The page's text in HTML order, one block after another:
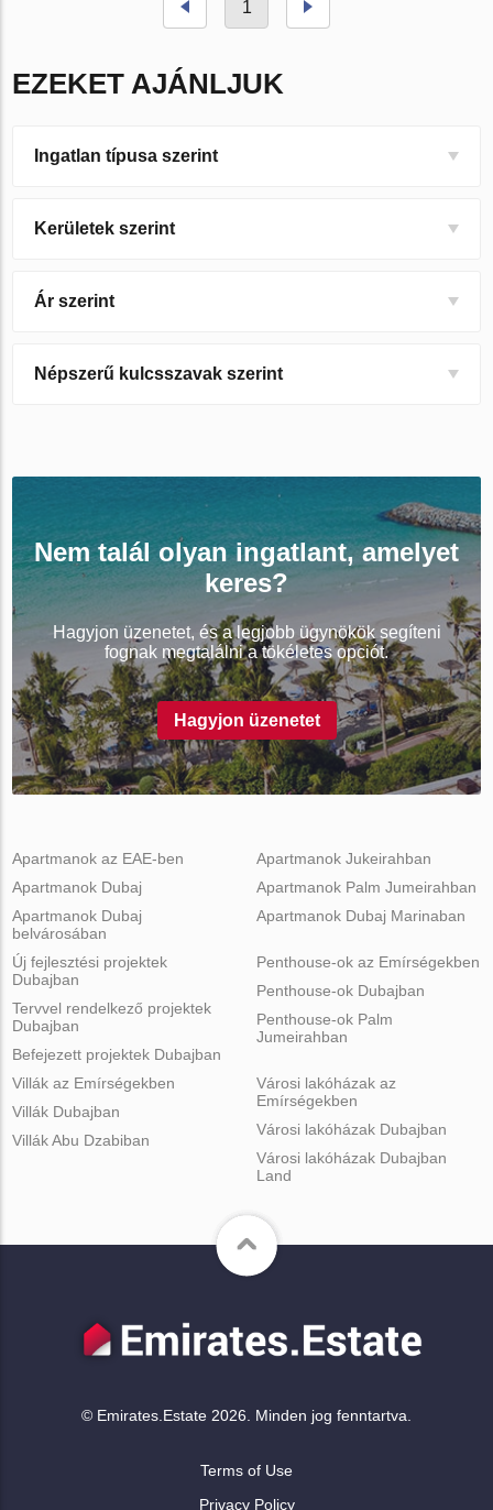
1
EZEKET AJÁNLJUK
Ingatlan típusa szerint
Kerületek szerint
Ár szerint
Népszerű kulcsszavak szerint
Nem talál olyan ingatlant, amelyet
keres?
Hagyjon üzenetet, és a legjobb ügynökök segíteni
fognak megtalálni a tökéletes opciót.
Hagyjon üzenetet
Apartmanok az EAE-ben
Apartmanok Dubaj
Apartmanok Dubaj
belvárosában
Apartmanok Jukeirahban
Apartmanok Palm Jumeirahban
Apartmanok Dubaj Marinaban
Új fejlesztési projektek
Dubajban
Tervvel rendelkező projektek
Dubajban
Befejezett projektek Dubajban
Penthouse-ok az Emírségekben
Penthouse-ok Dubajban
Penthouse-ok Palm
Jumeirahban
Villák az Emírségekben
Villák Dubajban
Villák Abu Dzabiban
Városi lakóházak az
Emírségekben
Városi lakóházak Dubajban
Városi lakóházak Dubajban
Land
© Emirates.Estate 2026. Minden jog fenntartva.
Terms of Use
Privacy Policy